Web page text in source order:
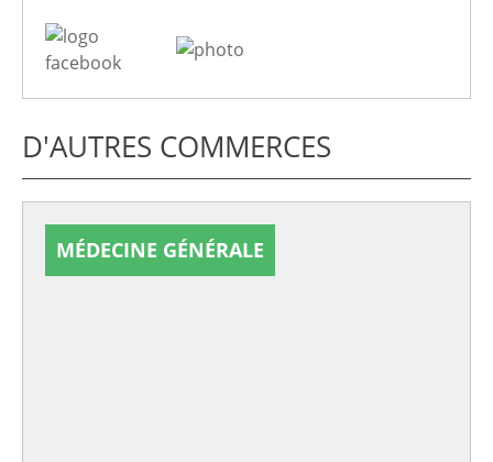
D'AUTRES COMMERCES
MÉDECINE GÉNÉRALE